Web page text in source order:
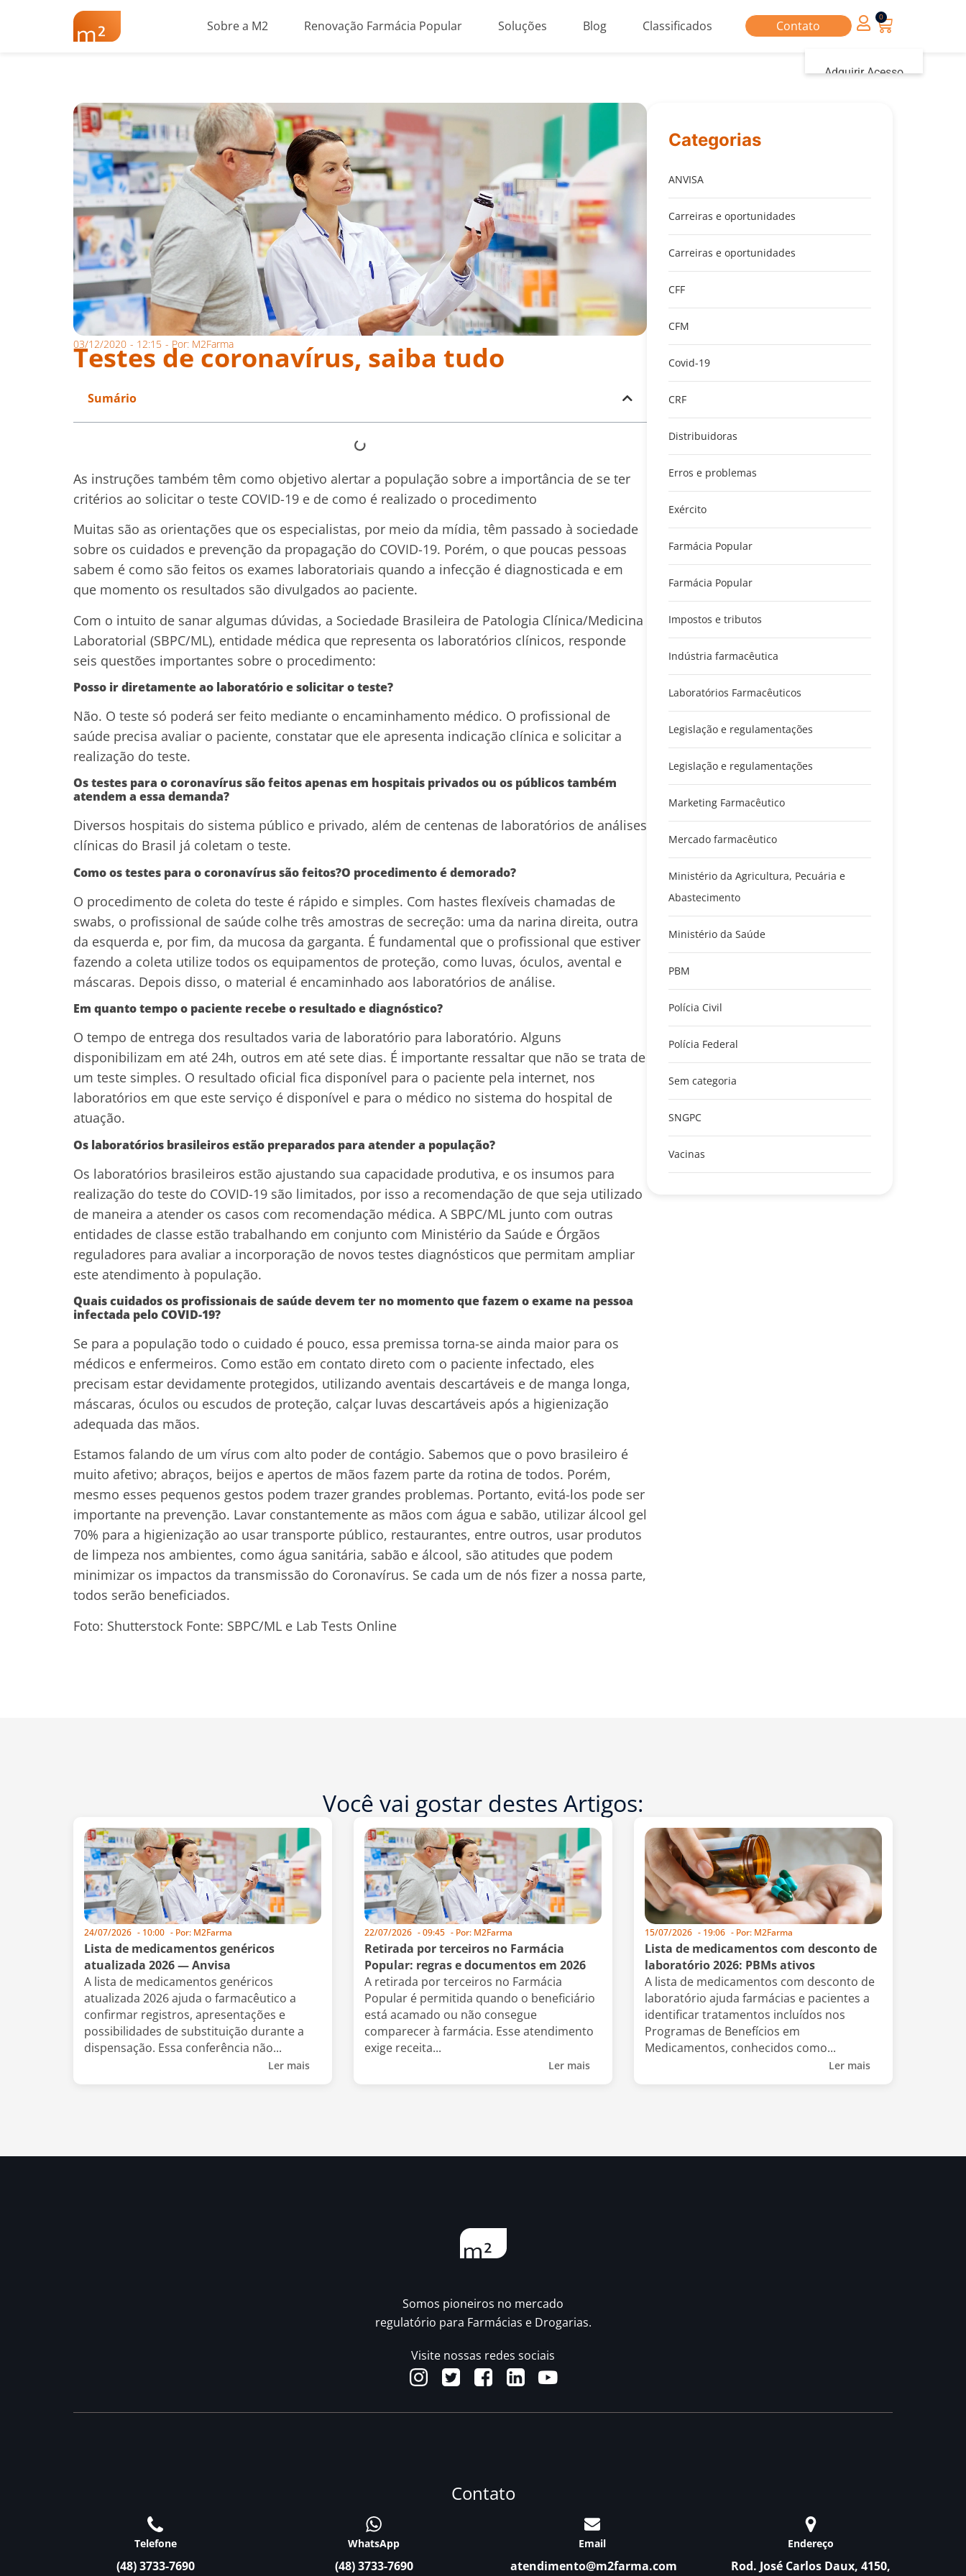
Sobre a M2 Renovação Farmácia Popular Soluções Blog Classificados Contato
Adquirir Acesso
0
03/12/2020 - 12:15 - Por: M2Farma
Testes de coronavírus, saiba tudo
Sumário
As instruções também têm como objetivo alertar a população sobre a importância de se ter
critérios ao solicitar o teste COVID-19 e de como é realizado o procedimento
Muitas são as orientações que os especialistas, por meio da mídia, têm passado à sociedade
sobre os cuidados e prevenção da propagação do COVID-19. Porém, o que poucas pessoas
sabem é como são feitos os exames laboratoriais quando a infecção é diagnosticada e em
que momento os resultados são divulgados ao paciente.
Com o intuito de sanar algumas dúvidas, a Sociedade Brasileira de Patologia Clínica/Medicina
Laboratorial (SBPC/ML), entidade médica que representa os laboratórios clínicos, responde
seis questões importantes sobre o procedimento:
Posso ir diretamente ao laboratório e solicitar o teste?
Não. O teste só poderá ser feito mediante o encaminhamento médico. O profissional de
saúde precisa avaliar o paciente, constatar que ele apresenta indicação clínica e solicitar a
realização do teste.
Os testes para o coronavírus são feitos apenas em hospitais privados ou os públicos também
atendem a essa demanda?
Diversos hospitais do sistema público e privado, além de centenas de laboratórios de análises
clínicas do Brasil já coletam o teste.
Como os testes para o coronavírus são feitos?O procedimento é demorado?
O procedimento de coleta do teste é rápido e simples. Com hastes flexíveis chamadas de
swabs, o profissional de saúde colhe três amostras de secreção: uma da narina direita, outra
da esquerda e, por fim, da mucosa da garganta. É fundamental que o profissional que estiver
fazendo a coleta utilize todos os equipamentos de proteção, como luvas, óculos, avental e
máscaras. Depois disso, o material é encaminhado aos laboratórios de análise.
Em quanto tempo o paciente recebe o resultado e diagnóstico?
O tempo de entrega dos resultados varia de laboratório para laboratório. Alguns
disponibilizam em até 24h, outros em até sete dias. É importante ressaltar que não se trata de
um teste simples. O resultado oficial fica disponível para o paciente pela internet, nos
laboratórios em que este serviço é disponível e para o médico no sistema do hospital de
atuação.
Os laboratórios brasileiros estão preparados para atender a população?
Os laboratórios brasileiros estão ajustando sua capacidade produtiva, e os insumos para
realização do teste do COVID-19 são limitados, por isso a recomendação de que seja utilizado
de maneira a atender os casos com recomendação médica. A SBPC/ML junto com outras
entidades de classe estão trabalhando em conjunto com Ministério da Saúde e Órgãos
reguladores para avaliar a incorporação de novos testes diagnósticos que permitam ampliar
este atendimento à população.
Quais cuidados os profissionais de saúde devem ter no momento que fazem o exame na pessoa
infectada pelo COVID-19?
Se para a população todo o cuidado é pouco, essa premissa torna-se ainda maior para os
médicos e enfermeiros. Como estão em contato direto com o paciente infectado, eles
precisam estar devidamente protegidos, utilizando aventais descartáveis e de manga longa,
máscaras, óculos ou escudos de proteção, calçar luvas descartáveis após a higienização
adequada das mãos.
Estamos falando de um vírus com alto poder de contágio. Sabemos que o povo brasileiro é
muito afetivo; abraços, beijos e apertos de mãos fazem parte da rotina de todos. Porém,
mesmo esses pequenos gestos podem trazer grandes problemas. Portanto, evitá-los pode ser
importante na prevenção. Lavar constantemente as mãos com água e sabão, utilizar álcool gel
70% para a higienização ao usar transporte público, restaurantes, entre outros, usar produtos
de limpeza nos ambientes, como água sanitária, sabão e álcool, são atitudes que podem
minimizar os impactos da transmissão do Coronavírus. Se cada um de nós fizer a nossa parte,
todos serão beneficiados.
Foto: Shutterstock Fonte: SBPC/ML e Lab Tests Online
Categorias
ANVISA
Carreiras e oportunidades
Carreiras e oportunidades
CFF
CFM
Covid-19
CRF
Distribuidoras
Erros e problemas
Exército
Farmácia Popular
Farmácia Popular
Impostos e tributos
Indústria farmacêutica
Laboratórios Farmacêuticos
Legislação e regulamentações
Legislação e regulamentações
Marketing Farmacêutico
Mercado farmacêutico
Ministério da Agricultura, Pecuária e
Abastecimento
Ministério da Saúde
PBM
Polícia Civil
Polícia Federal
Sem categoria
SNGPC
Vacinas
Você vai gostar destes Artigos:
24/07/2026 - 10:00 - Por: M2Farma
Lista de medicamentos genéricos
atualizada 2026 — Anvisa
A lista de medicamentos genéricos
atualizada 2026 ajuda o farmacêutico a
confirmar registros, apresentações e
possibilidades de substituição durante a
dispensação. Essa conferência não...
Ler mais
22/07/2026 -09:45 - Por: M2Farma
Retirada por terceiros no Farmácia
Popular: regras e documentos em 2026
A retirada por terceiros no Farmácia
Popular é permitida quando o beneficiário
está acamado ou não consegue
comparecer à farmácia. Esse atendimento
exige receita...
Ler mais
15/07/2026 - 19:06 - Por: M2Farma
Lista de medicamentos com desconto de
laboratório 2026: PBMs ativos
A lista de medicamentos com desconto de
laboratório ajuda farmácias e pacientes a
identificar tratamentos incluídos nos
Programas de Benefícios em
Medicamentos, conhecidos como...
Ler mais
Somos pioneiros no mercado
regulatório para Farmácias e Drogarias.
Visite nossas redes sociais
Contato
Telefone
(48) 3733-7690
WhatsApp
(48) 3733-7690
Email
atendimento@m2farma.com
Endereço
Rod. José Carlos Daux, 4150,